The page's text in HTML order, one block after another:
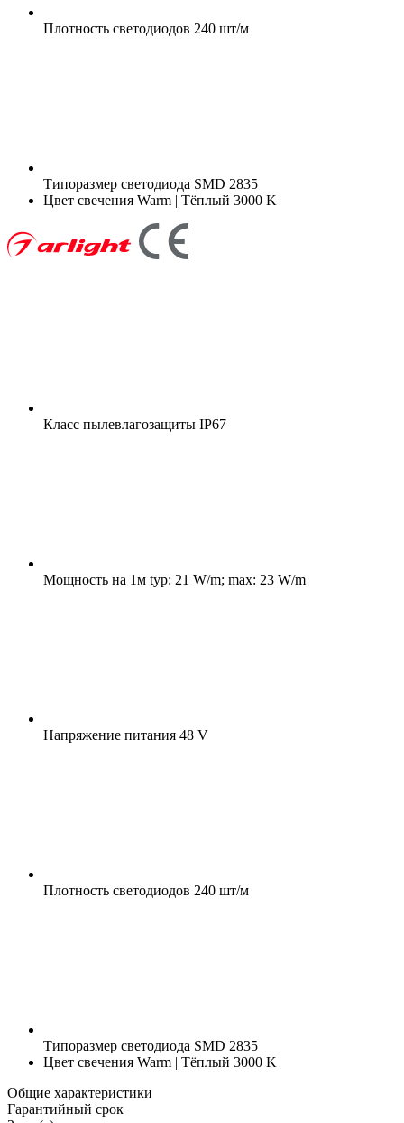
Плотность светодиодов 240 шт/м
Типоразмер светодиода SMD 2835
Цвет свечения Warm | Тёплый 3000 K
Класс пылевлагозащиты IP67
Мощность на 1м typ: 21 W/m; max: 23 W/m
Напряжение питания 48 V
Плотность светодиодов 240 шт/м
Типоразмер светодиода SMD 2835
Цвет свечения Warm | Тёплый 3000 K
Общие характеристики
Гарантийный срок